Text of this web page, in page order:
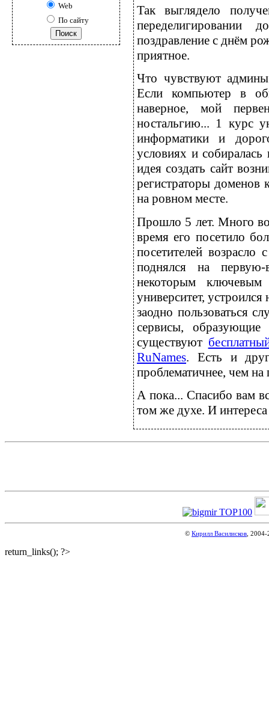
Web
По сайту
Так выглядело
переделигировании
поздравление с днём
приятное.
Что чувствуют
Если компьютер в
наверное, мой
ностальгию... 1 курс
информатики и
условиях и
идея создать сайт
регистраторы доменов
на ровном месте.
Прошло 5 лет. Много
время его посетило
посетителей
поднялся на
некоторым
университет,
заодно пользоваться
сервисы,
существуют
RuNames. Есть и
проблематичнее, чем на
А пока... Спасибо вам
том же духе. И
© Кирилл Василисков ,
return_links(); ?>